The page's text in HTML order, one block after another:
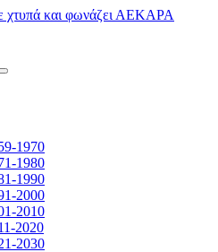
1970
1980
1990
2000
2010
2020
2030